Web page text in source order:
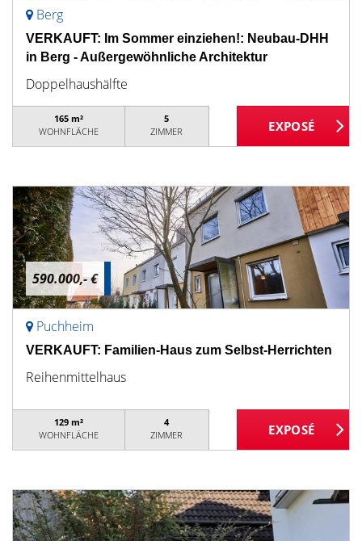
Berg
VERKAUFT: Im Sommer einziehen!: Neubau-DHH
in Berg - Außergewöhnliche Architektur
Doppelhaushälfte
165 m²
WOHNFLÄCHE
5
ZIMMER
590.000,- €
Puchheim
VERKAUFT: Familien-Haus zum Selbst-Herrichten
Reihenmittelhaus
129 m²
WOHNFLÄCHE
4
ZIMMER